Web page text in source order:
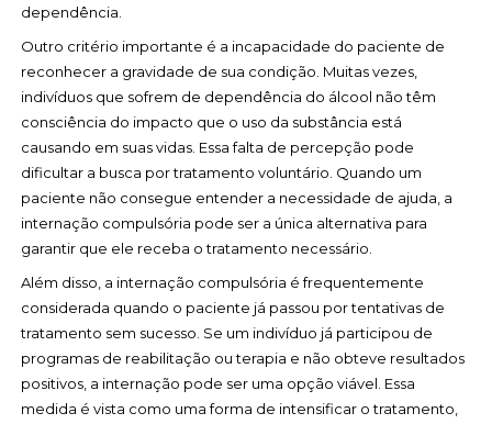
dependência.
Outro critério importante é a incapacidade do paciente de
reconhecer a gravidade de sua condição. Muitas vezes,
indivíduos que sofrem de dependência do álcool não têm
consciência do impacto que o uso da substância está
causando em suas vidas. Essa falta de percepção pode
dificultar a busca por tratamento voluntário. Quando um
paciente não consegue entender a necessidade de ajuda, a
internação compulsória pode ser a única alternativa para
garantir que ele receba o tratamento necessário.
Além disso, a internação compulsória é frequentemente
considerada quando o paciente já passou por tentativas de
tratamento sem sucesso. Se um indivíduo já participou de
programas de reabilitação ou terapia e não obteve resultados
positivos, a internação pode ser uma opção viável. Essa
medida é vista como uma forma de intensificar o tratamento,